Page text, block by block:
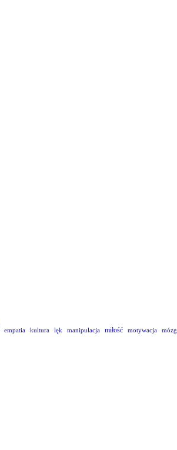
empatia kultura lęk manipulacja miłość motywacja mózg